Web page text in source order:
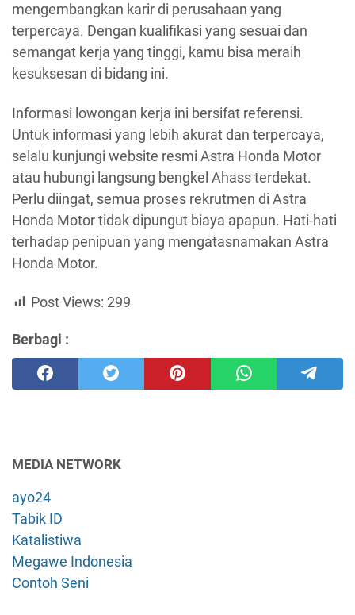
mengembangkan karir di perusahaan yang
terpercaya. Dengan kualifikasi yang sesuai dan
semangat kerja yang tinggi, kamu bisa meraih
kesuksesan di bidang ini.
Informasi lowongan kerja ini bersifat referensi.
Untuk informasi yang lebih akurat dan terpercaya,
selalu kunjungi website resmi Astra Honda Motor
atau hubungi langsung bengkel Ahass terdekat.
Perlu diingat, semua proses rekrutmen di Astra
Honda Motor tidak dipungut biaya apapun. Hati-hati
terhadap penipuan yang mengatasnamakan Astra
Honda Motor.
Post Views: 299
Berbagi :
MEDIA NETWORK
ayo24
Tabik ID
Katalistiwa
Megawe Indonesia
Contoh Seni